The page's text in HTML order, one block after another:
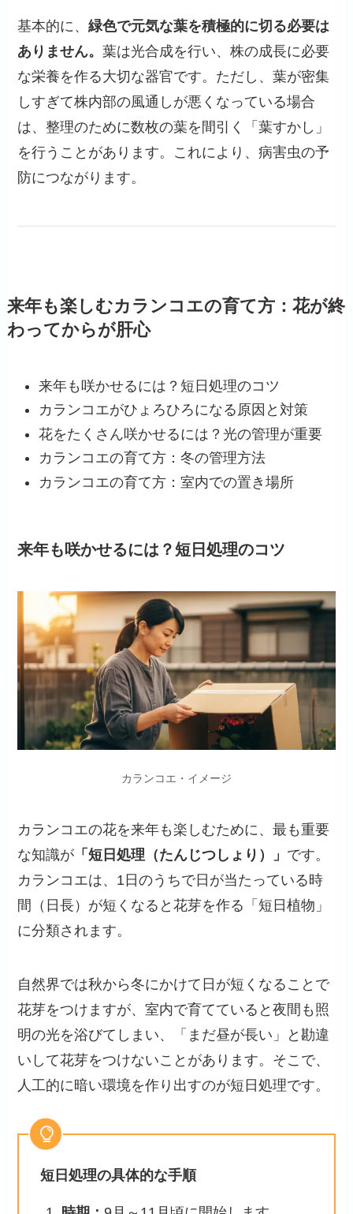
基本的に、緑色で元気な葉を積極的に切る必要は
ありません。葉は光合成を行い、株の成長に必要
な栄養を作る大切な器官です。ただし、葉が密集
しすぎて株内部の風通しが悪くなっている場合
は、整理のために数枚の葉を間引く「葉すかし」
を行うことがあります。これにより、病害虫の予
防につながります。
来年も楽しむカランコエの育て方：花が終
わってからが肝心
来年も咲かせるには？短日処理のコツ
カランコエがひょろひろになる原因と対策
花をたくさん咲かせるには？光の管理が重要
カランコエの育て方：冬の管理方法
カランコエの育て方：室内での置き場所
来年も咲かせるには？短日処理のコツ
カランコエ・イメージ
カランコエの花を来年も楽しむために、最も重要
な知識が 「短日処理（たんじつしょり）」 です。
カランコエは、1日のうちで日が当たっている時
間（日長）が短くなると花芽を作る「短日植物」
に分類されます。
自然界では秋から冬にかけて日が短くなることで
花芽をつけますが、室内で育てていると夜間も照
明の光を浴びてしまい、「まだ昼が長い」と勘違
いして花芽をつけないことがあります。そこで、
人工的に暗い環境を作り出すのが短日処理です。
短日処理の具体的な手順